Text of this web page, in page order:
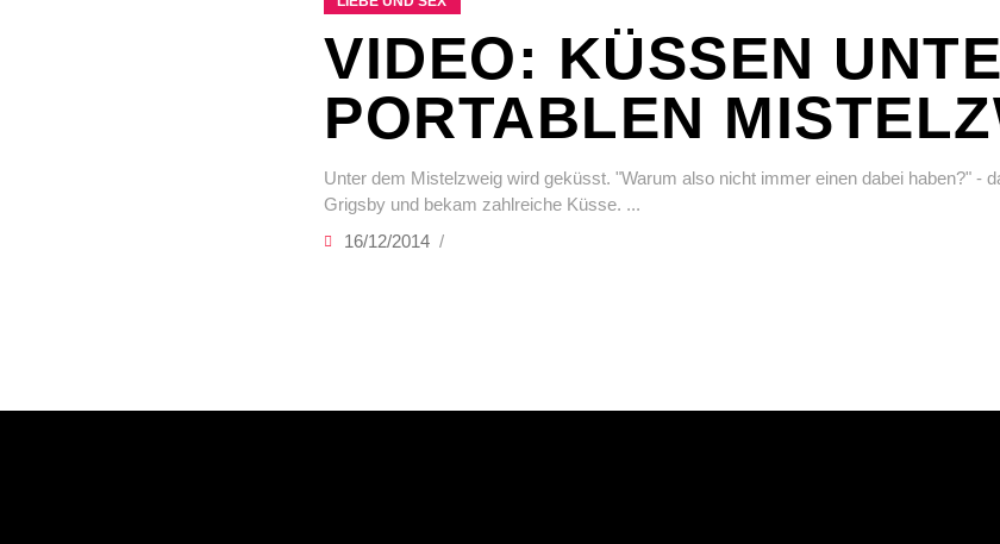
VIDEO: KÜSSEN
PORTABLEN
Unter dem Mistelzweig wird geküsst. "Warum also nicht immer einen dabei haben?" -
Grigsby und bekam zahlreiche Küsse.
16/12/2014